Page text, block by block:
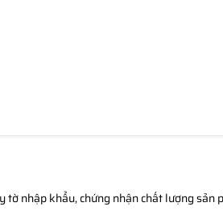
nhập khẩu, chứng nhận chất lượng